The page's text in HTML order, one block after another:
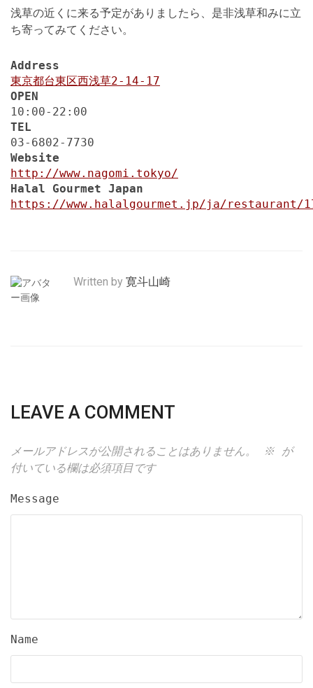
浅草の近くに来る予定がありましたら、是非浅草和みに立
ち寄ってみてください。
Address
東京都台東区西浅草2-14-17
OPEN
10:00-22:00
TEL
03-6802-7730
Website
http://www.nagomi.tokyo/
Halal Gourmet Japan
https://www.halalgourmet.jp/ja/restaurant/
Written by 寛斗山崎
LEAVE A COMMENT
メールアドレスが公開されることはありません。 ※ が
付いている欄は必須項目です
Message
Name